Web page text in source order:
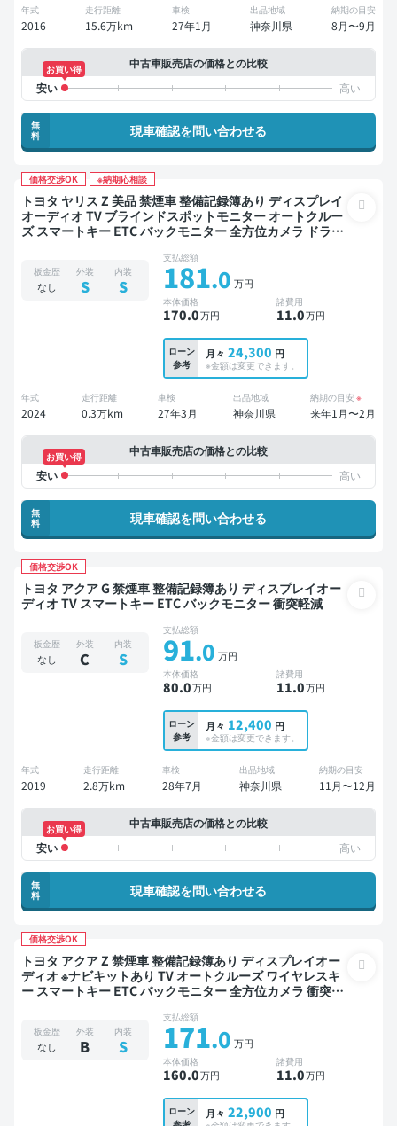
年式
2016
走行距離
15.6万km
車検
27年1月
出品地域
神奈川県
納期の目安
8月〜9月
中古車販売店の価格との比較
お買い得
無
料
現車確認を問い合わせる
価格交渉OK ※納期応相談
トヨタ ヤリス Z 美品 禁煙車 整備記録簿あり ディスプレイ
オーディオ TV ブラインドスポットモニター オートクルー
ズ スマートキー ETC バックモニター 全方位カメラ ドライ
板金歴
なし
外装
S
内装
S
支払総額
181.0 万円
本体価格
170.0万円
諸費用
11.0万円
ローン
参考
月々 24,300 円
※金額は変更できます。
年式
2024
走行距離
0.3万km
車検
27年3月
出品地域
神奈川県
納期の目安 ※
来年1月〜2月
中古車販売店の価格との比較
お買い得
無
料
現車確認を問い合わせる
価格交渉OK
トヨタ アクア G 禁煙車 整備記録簿あり ディスプレイオー
ディオ TV スマートキー ETC バックモニター 衝突軽減
板金歴
なし
外装
C
内装
S
支払総額
91.0 万円
本体価格
80.0万円
諸費用
11.0万円
ローン
参考
月々 12,400 円
※金額は変更できます。
年式
2019
走行距離
2.8万km
車検
28年7月
出品地域
神奈川県
納期の目安
11月〜12月
中古車販売店の価格との比較
お買い得
無
料
現車確認を問い合わせる
価格交渉OK
トヨタ アクア Z 禁煙車 整備記録簿あり ディスプレイオー
ディオ ※ナビキットあり TV オートクルーズ ワイヤレスキ
ー スマートキー ETC バックモニター 全方位カメラ 衝突軽
板金歴
なし
外装
B
内装
S
支払総額
171.0 万円
本体価格
160.0万円
諸費用
11.0万円
ローン
月々 22,900 円